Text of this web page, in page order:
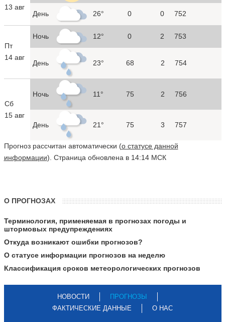
13 авг
День 26° 0 0 752
Пт
14 авг
Ночь 12° 0 2 753
День 23° 68 2 754
Сб
15 авг
Ночь 11° 75 2 756
День 21° 75 3 757
Прогноз рассчитан автоматически (о статусе данной
информации). Страница обновлена в 14:14 МСК
О ПРОГНОЗАХ
Терминология, применяемая в прогнозах погоды и
штормовых предупреждениях
Откуда возникают ошибки прогнозов?
О статусе информации прогнозов на неделю
Классификация сроков метеорологических прогнозов
НОВОСТИ
ПРОГНОЗЫ
ФАКТИЧЕСКИЕ ДАННЫЕ
О НАС